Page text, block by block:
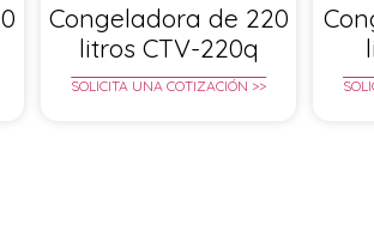
Congeladora de 220
litros CTV-220q
SOLICITA UNA COTIZACIÓN >>